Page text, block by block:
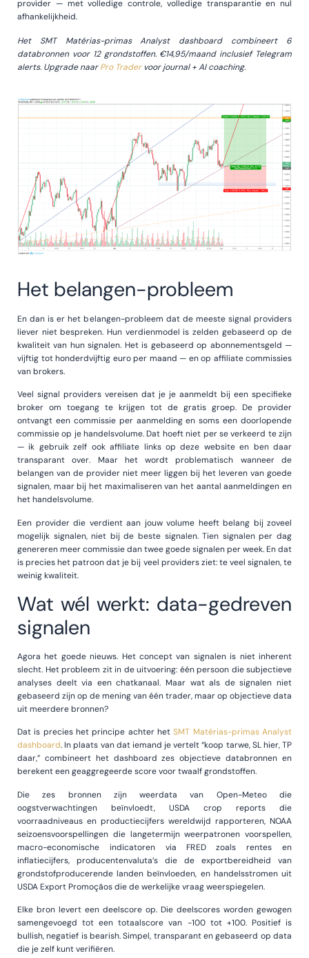
provider — met volledige controle, volledige transparantie en nul
afhankelijkheid.
Het SMT Matérias-primas Analyst dashboard combineert 6
databronnen voor 12 grondstoffen. €14,95/maand inclusief Telegram
alerts. Upgrade naarPro Tradervoor journal + AI coaching.
Het belangen-probleem
En dan is er het belangen-probleem dat de meeste signal providers
liever niet bespreken. Hun verdienmodel is zelden gebaseerd op de
kwaliteit van hun signalen. Het is gebaseerd op abonnementsgeld —
vijftig tot honderdvijftig euro per maand — en op affiliate commissies
van brokers.
Veel signal providers vereisen dat je je aanmeldt bij een specifieke
broker om toegang te krijgen tot de gratis groep. De provider
ontvangt een commissie per aanmelding en soms een doorlopende
commissie op je handelsvolume. Dat hoeft niet per se verkeerd te zijn
— ik gebruik zelf ook affiliate links op deze website en ben daar
transparant over. Maar het wordt problematisch wanneer de
belangen van de provider niet meer liggen bij het leveren van goede
signalen, maar bij het maximaliseren van het aantal aanmeldingen en
het handelsvolume.
Een provider die verdient aan jouw volume heeft belang bij zoveel
mogelijk signalen, niet bij de beste signalen. Tien signalen per dag
genereren meer commissie dan twee goede signalen per week. En dat
is precies het patroon dat je bij veel providers ziet: te veel signalen, te
weinig kwaliteit.
Wat wél werkt: data-gedreven
signalen
Agora het goede nieuws. Het concept van signalen is niet inherent
slecht. Het probleem zit in de uitvoering: één persoon die subjectieve
analyses deelt via een chatkanaal. Maar wat als de signalen niet
gebaseerd zijn op de mening van één trader, maar op objectieve data
uit meerdere bronnen?
Dat is precies het principe achter hetSMT Matérias-primas Analyst
dashboard. In plaats van dat iemand je vertelt “koop tarwe, SL hier, TP
daar,” combineert het dashboard zes objectieve databronnen en
berekent een geaggregeerde score voor twaalf grondstoffen.
Die zes bronnen zijn weerdata van Open-Meteo die
oogstverwachtingen beïnvloedt, USDA crop reports die
voorraadniveaus en productiecijfers wereldwijd rapporteren, NOAA
seizoensvoorspellingen die langetermijn weerpatronen voorspellen,
macro-economische indicatoren via FRED zoals rentes en
inflatiecijfers, producentenvaluta’s die de exportbereidheid van
grondstofproducerende landen beïnvloeden, en handelsstromen uit
USDA Export Promoçãos die de werkelijke vraag weerspiegelen.
Elke bron levert een deelscore op. Die deelscores worden gewogen
samengevoegd tot een totaalscore van -100 tot +100. Positief is
bullish, negatief is bearish. Simpel, transparant en gebaseerd op data
die je zelf kunt verifiëren.